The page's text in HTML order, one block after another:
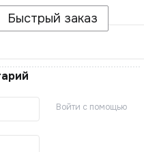
Быстрый заказ
Войти с помощью